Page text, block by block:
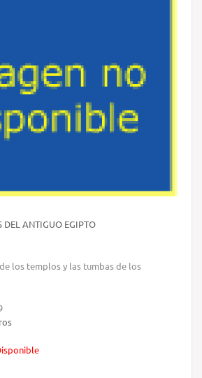
DEL ANTIGUO EGIPTO
los templos y las tumbas de los